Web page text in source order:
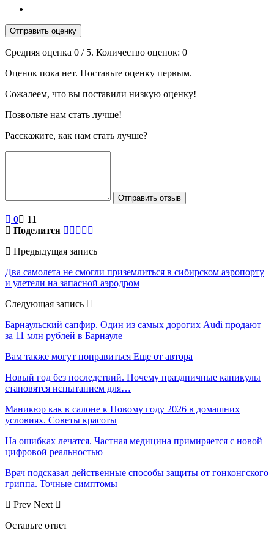
Отправить оценку
Средняя оценка 0 / 5. Количество оценок: 0
Оценок пока нет. Поставьте оценку первым.
Сожалеем, что вы поставили низкую оценку!
Позвольте нам стать лучше!
Расскажите, как нам стать лучше?
Отправить отзыв
0
11
Поделится
Предыдущая запись
Два самолета не смогли приземлиться в сибирском аэропорту
и улетели на запасной аэродром
Следующая запись
Барнаульский сапфир. Один из самых дорогих Audi продают
за 11 млн рублей в Барнауле
Вам также могут понравиться Еще от автора
Новый год без последствий. Почему праздничные каникулы
становятся испытанием для…
Маникюр как в салоне к Новому году 2026 в домашних
условиях. Советы красоты
На ошибках лечатся. Частная медицина примиряется с новой
цифровой реальностью
Врач подсказал действенные способы защиты от гонконгского
гриппа. Точные симптомы
Prev Next
Оставьте ответ